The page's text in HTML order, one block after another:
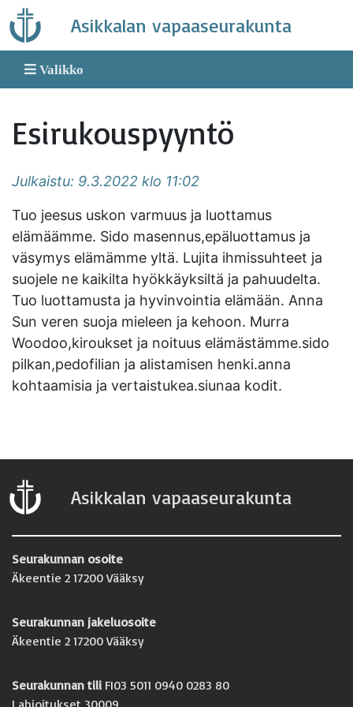
Skip
to
content
Asikkalan vapaaseurakunta
Valikko
Esirukouspyyntö
Julkaistu: 9.3.2022 klo 11:02
Tuo jeesus uskon varmuus ja luottamus
elämäämme. Sido masennus,epäluottamus ja
väsymys elämämme yltä. Lujita ihmissuhteet ja
suojele ne kaikilta hyökkäyksiltä ja pahuudelta.
Tuo luottamusta ja hyvinvointia elämään. Anna
Sun veren suoja mieleen ja kehoon. Murra
Woodoo,kiroukset ja noituus elämästämme.sido
pilkan,pedofilian ja alistamisen henki.anna
kohtaamisia ja vertaistukea.siunaa kodit.
Asikkalan vapaaseurakunta
Seurakunnan osoite
Äkeentie 2 17200 Vääksy
Seurakunnan jakeluosoite
Äkeentie 2 17200 Vääksy
Seurakunnan tili FI03 5011 0940 0283 80
Lahjoitukset 30009